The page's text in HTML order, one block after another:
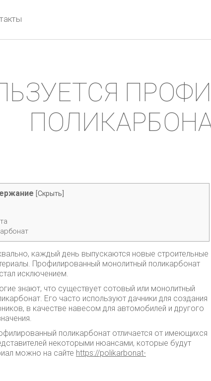
Скрыть
каждый день выпускаются новые строительные
Профилированный монолитный поликарбонат
исключением.
знают, что существует сотовый или монолитный
Его часто используют дачники для создания
в качестве навесом для автомобилей и другого
поликарбонат отличается от имеющихся
некоторыми нюансами, которые будут
можно на сайте https://polikarbonat-